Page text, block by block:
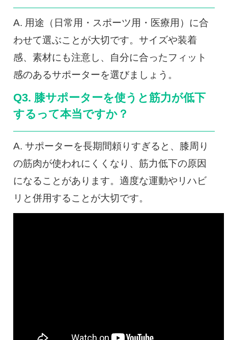
A. 用途（日常用・スポーツ用・医療用）に合
わせて選ぶことが大切です。サイズや装着
感、素材にも注意し、自分に合ったフィット
感のあるサポーターを選びましょう。
Q3. 膝サポーターを使うと筋力が低下
するって本当ですか？
A. サポーターを長期間頼りすぎると、膝周り
の筋肉が使われにくくなり、筋力低下の原因
になることがあります。適度な運動やリハビ
リと併用することが大切です。